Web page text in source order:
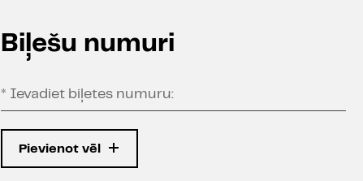
Biļešu numuri
* Ievadiet biļetes numuru:
Pievienot vēl